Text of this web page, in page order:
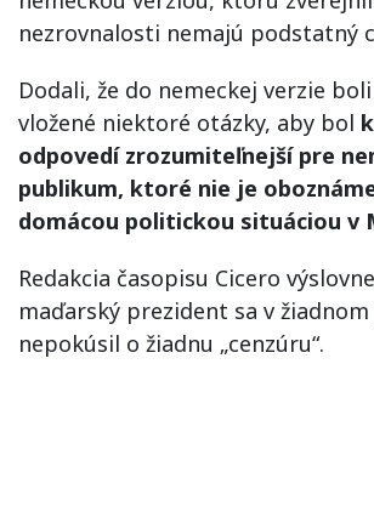
nezrovnalosti nemajú podstatný
Dodali, že do nemeckej verzie
vložené niektoré otázky, aby bol
odpovedí zrozumiteľnejší pre
publikum, ktoré nie je
domácou politickou situáciou v
Redakcia časopisu Cicero
maďarský prezident sa v
nepokúsil o žiadnu „cenzúru“.